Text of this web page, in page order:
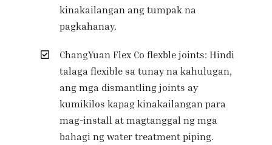
kinakailangan ang tumpak na
pagkahanay.
ChangYuan Flex Co flexble joints: Hindi
talaga flexible sa tunay na kahulugan,
ang mga dismantling joints ay
kumikilos kapag kinakailangan para
mag-install at magtanggal ng mga
bahagi ng water treatment piping.